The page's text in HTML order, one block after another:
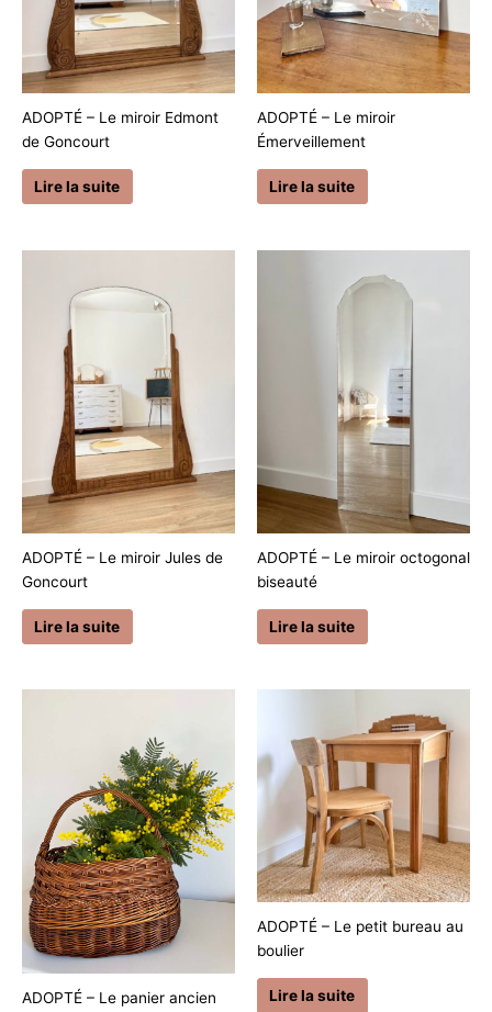
ADOPTÉ – Le miroir Edmont
de Goncourt
Lire la suite
ADOPTÉ – Le miroir
Émerveillement
Lire la suite
ADOPTÉ – Le miroir Jules de
Goncourt
Lire la suite
ADOPTÉ – Le miroir octogonal
biseauté
Lire la suite
ADOPTÉ – Le panier ancien
ADOPTÉ – Le petit bureau au
boulier
Lire la suite